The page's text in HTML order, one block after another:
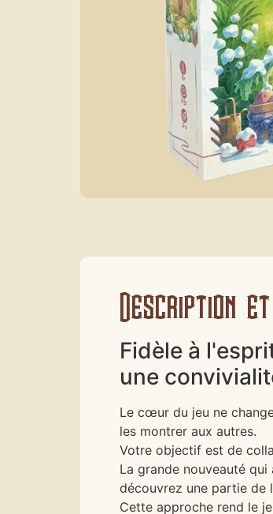
Description
Fidèle à
une
Le cœur du jeu ne
les montrer aux autres.
Votre objectif est de
La grande nouveauté
découvrez une partie de
Cette approche rend le